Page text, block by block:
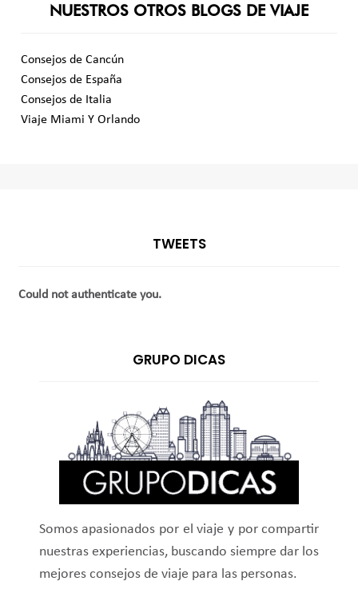
NUESTROS OTROS BLOGS DE VIAJE
Consejos de Cancún
Consejos de España
Consejos de Italia
Viaje Miami Y Orlando
TWEETS
Could not authenticate you.
GRUPO DICAS
Somos apasionados por el viaje y por compartir
nuestras experiencias, buscando siempre dar los
mejores consejos de viaje para las personas.